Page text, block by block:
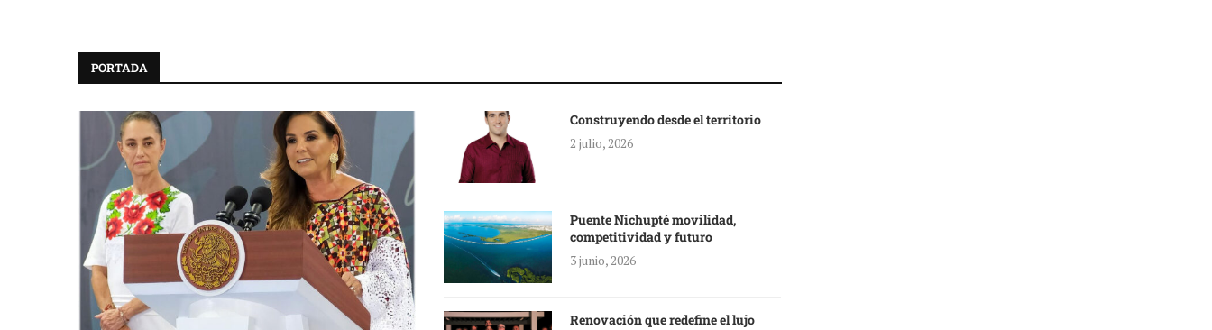
PORTADA
Construyendo desde el territorio
2 julio, 2026
Puente Nichupté movilidad,
competitividad y futuro
3 junio, 2026
Renovación que redefine el lujo